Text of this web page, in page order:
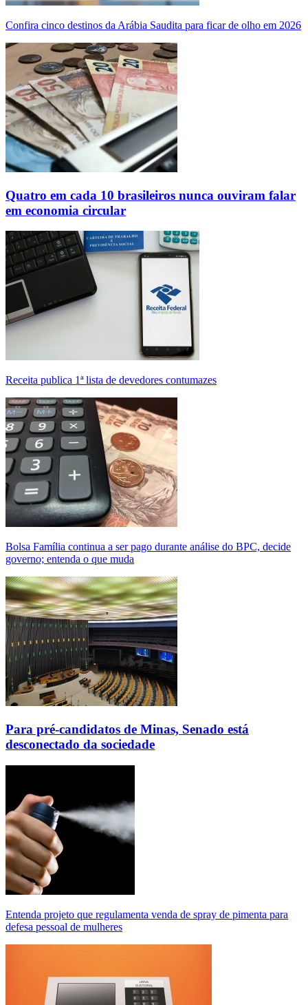
Confira cinco destinos da Arábia Saudita para ficar de olho em 2026
Quatro em cada 10 brasileiros nunca ouviram falar
em economia circular
Receita publica 1ª lista de devedores contumazes
Bolsa Família continua a ser pago durante análise do BPC, decide
governo; entenda o que muda
Para pré-candidatos de Minas, Senado está
desconectado da sociedade
Entenda projeto que regulamenta venda de spray de pimenta para
defesa pessoal de mulheres